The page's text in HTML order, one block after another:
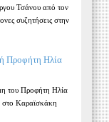
Τσάνου από τον
συζητήσεις στην
Προφήτη Ηλία
του Προφήτη Ηλία
Καραϊσκάκη